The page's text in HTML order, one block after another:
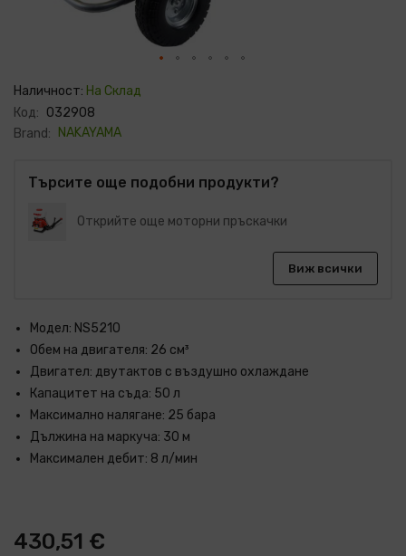
към
на
галерия
със
Наличност: На Склад
Код: 032908
Brand:
NAKAYAMA
Търсите още подобни продукти?
Открийте още моторни пръскачки
Виж всички
Модел: NS5210
Обем на двигателя: 26 см³
Двигател: двутактов с въздушно охлаждане
Капацитет на съда: 50 л
Максимално налягане: 25 бара
Дължина на маркуча: 30 м
Максимален дебит: 8 л/мин
430,51 €